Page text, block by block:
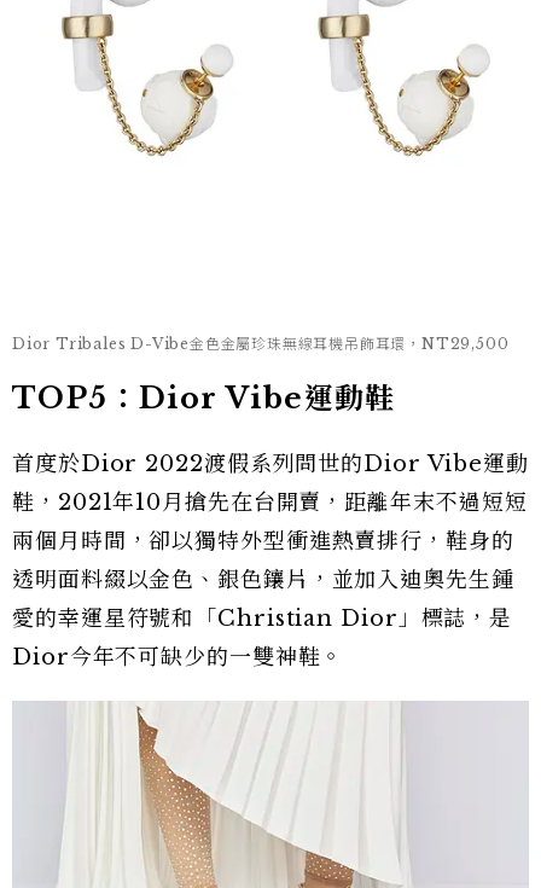
Dior Tribales D-Vibe金色金屬珍珠無線耳機吊飾耳環，NT29,500
TOP5：Dior Vibe運動鞋
首度於Dior 2022渡假系列問世的Dior Vibe運動
鞋，2021年10月搶先在台開賣，距離年末不過短短
兩個月時間，卻以獨特外型衝進熱賣排行，鞋身的
透明面料綴以金色、銀色鑲片，並加入迪奧先生鍾
愛的幸運星符號和「Christian Dior」標誌，是
Dior今年不可缺少的一雙神鞋。